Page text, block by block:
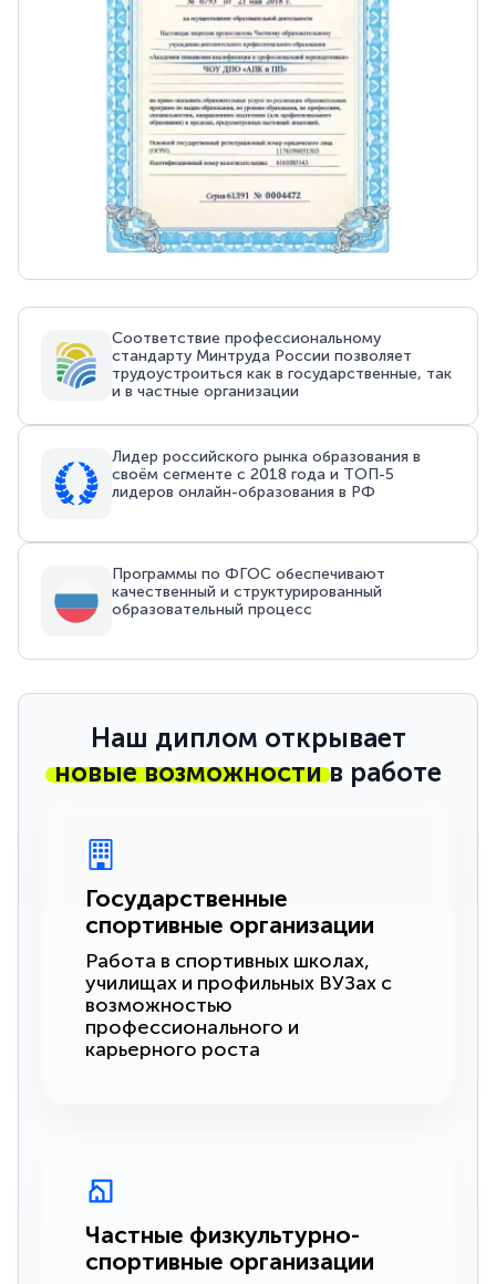
Соответствие профессиональному
стандарту Минтруда России позволяет
трудоустроиться как в государственные, так
и в частные организации
Лидер российского рынка образования в
своём сегменте с 2018 года и ТОП-5
лидеров онлайн-образования в РФ
Программы по ФГОС обеспечивают
качественный и структурированный
образовательный процесс
Наш диплом открывает
новые возможностив работе
Государственные
спортивные организации
Работа в спортивных школах,
училищах и профильных ВУЗах с
возможностью
профессионального и
карьерного роста
Частные физкультурно-
спортивные организации